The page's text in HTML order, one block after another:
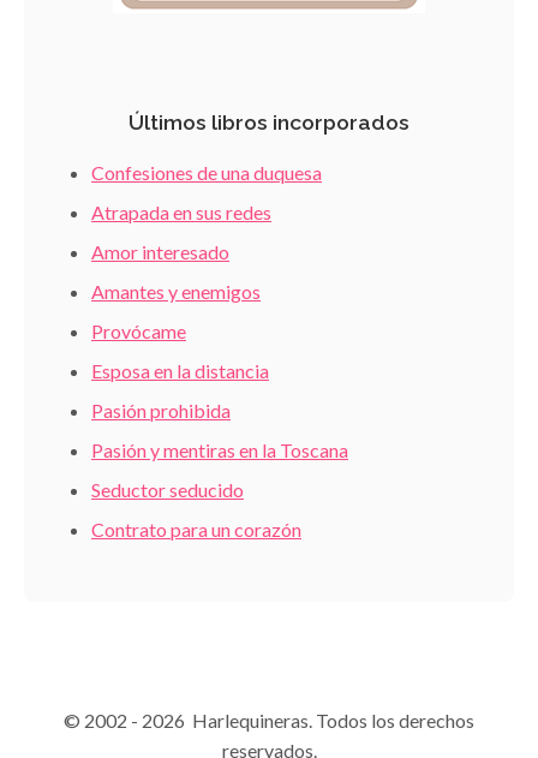
Últimos libros incorporados
Confesiones de una duquesa
Atrapada en sus redes
Amor interesado
Amantes y enemigos
Provócame
Esposa en la distancia
Pasión prohibida
Pasión y mentiras en la Toscana
Seductor seducido
Contrato para un corazón
© 2002 - 2026 Harlequineras. Todos los derechos
reservados.